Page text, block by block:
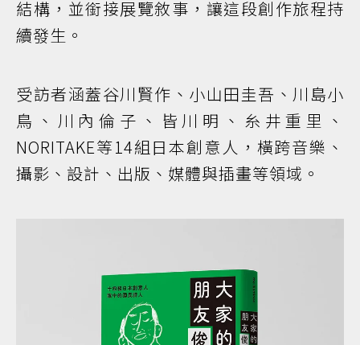
結構，並銜接展覽敘事，讓這段創作旅程持
續發生。
受訪者涵蓋谷川賢作、小山田圭吾、川島小
鳥、川內倫子、皆川明、糸井重里、
NORITAKE等14組日本創意人，橫跨音樂、
攝影、設計、出版、媒體與插畫等領域。